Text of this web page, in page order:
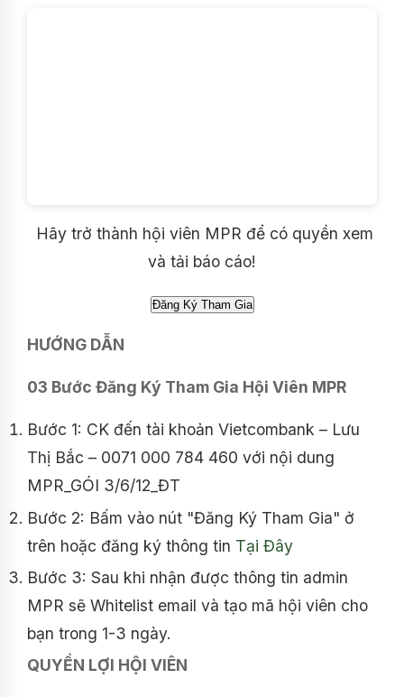
Hãy trở thành hội viên MPR để có quyền xem
và tải báo cáo!
HƯỚNG DẪN
03 Bước Đăng Ký Tham Gia Hội Viên MPR
Bước 1: CK đến tài khoản Vietcombank – Lưu
Thị Bắc – 0071 000 784 460 với nội dung
MPR_GÓI 3/6/12_ĐT
Bước 2: Bấm vào nút "Đăng Ký Tham Gia" ở
trên hoặc đăng ký thông tin Tại Đây
Bước 3: Sau khi nhận được thông tin admin
MPR sẽ Whitelist email và tạo mã hội viên cho
bạn trong 1-3 ngày.
QUYỀN LỢI HỘI VIÊN